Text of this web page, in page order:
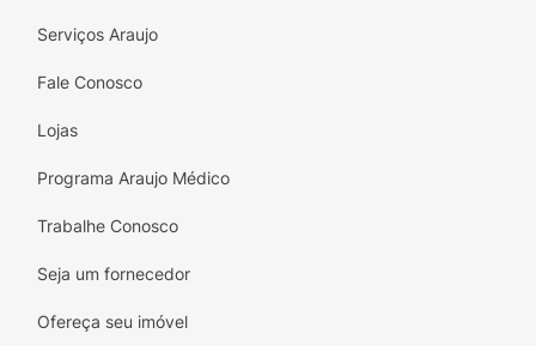
Serviços Araujo
Fale Conosco
Lojas
Programa Araujo Médico
Trabalhe Conosco
Seja um fornecedor
Ofereça seu imóvel